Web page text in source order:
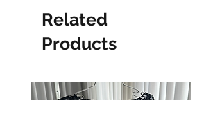
Related
Products